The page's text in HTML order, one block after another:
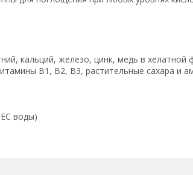
кальций, железо, цинк, медь в хелатной
B1, B2, B3, растительные сахара и
воды)